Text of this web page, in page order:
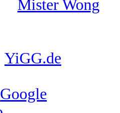
Mister Wong
YiGG.de
Google